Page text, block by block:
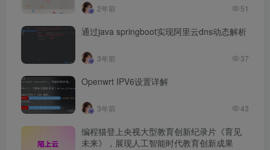
2年前 51
通过java springboot实现阿里云dns动态解析
3年前 37
Openwrt IPV6设置详解
3年前 43
编程猫登上央视大型教育创新纪录片《育见
未来》，展现人工智能时代教育创新成果